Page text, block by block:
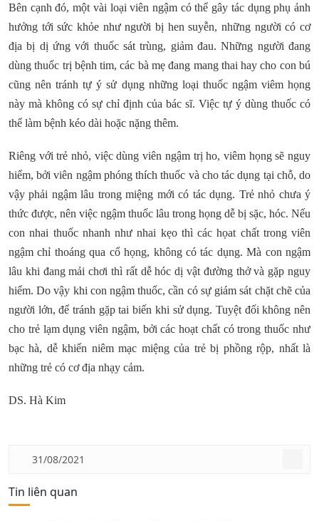
Bên cạnh đó, một vài loại viên ngậm có thể gây tác dụng phụ ảnh
hưởng tới sức khỏe như người bị hen suyễn, những người có cơ
địa bị dị ứng với thuốc sát trùng, giảm đau. Những người đang
dùng thuốc trị bệnh tim, các bà mẹ đang mang thai hay cho con bú
cũng nên tránh tự ý sử dụng những loại thuốc ngậm viêm họng
này mà không có sự chỉ định của bác sĩ. Việc tự ý dùng thuốc có
thể làm bệnh kéo dài hoặc nặng thêm.
Riêng với trẻ nhỏ, việc dùng viên ngậm trị ho, viêm họng sẽ nguy
hiểm, bởi viên ngậm phóng thích thuốc và cho tác dụng tại chỗ, do
vậy phải ngậm lâu trong miệng mới có tác dụng. Trẻ nhỏ chưa ý
thức được, nên việc ngậm thuốc lâu trong họng dễ bị sặc, hóc. Nếu
con nhai thuốc nhanh như nhai kẹo thì các họat chất trong viên
ngậm chỉ thoáng qua cổ họng, không có tác dụng. Mà con ngậm
lâu khi đang mải chơi thì rất dễ hóc dị vật đường thở và gặp nguy
hiểm. Do vậy khi con ngậm thuốc, cần có sự giám sát chặt chẽ của
người lớn, để tránh gặp tai biến khi sử dụng. Tuyệt đối không nên
cho trẻ lạm dụng viên ngậm, bởi các hoạt chất có trong thuốc như
bạc hà, dễ khiến niêm mạc miệng của trẻ bị phồng rộp, nhất là
những trẻ có cơ địa nhạy cảm.
DS. Hà Kim
31/08/2021
Tin liên quan